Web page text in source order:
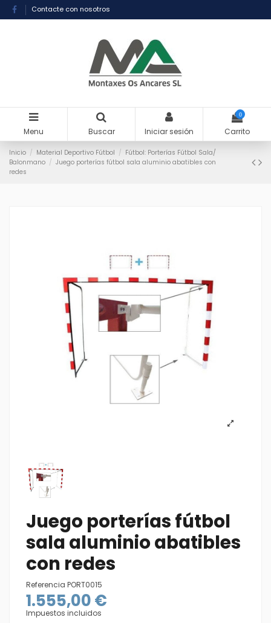
Contacte con nosotros
Menu Buscar Iniciar sesión
0
Carrito
Inicio Material Deportivo Fútbol
Fútbol: Porterías Fútbol Sala/
Balonmano
Juego porterías fútbol sala aluminio abatibles con
redes
Juego porterías fútbol
sala aluminio abatibles
con redes
Referencia PORT0015
1.555,00 €
Impuestos incluidos